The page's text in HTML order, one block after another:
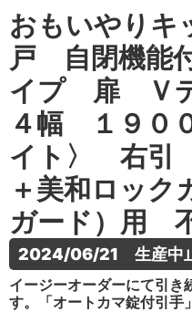
おもいやり
戸 自閉機能
イプ 扉 Ｖ
４幅 １９０
イト〉 右引
＋美和ロッ
ガード）用
2024/06/21　生産中
イージーオーダーにて引き
す。「オートカマ錠付引手